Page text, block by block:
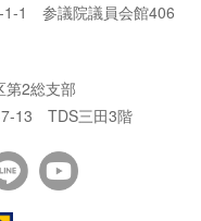
1
参議院議員会館406
第2総支部
13 TDS三田3階